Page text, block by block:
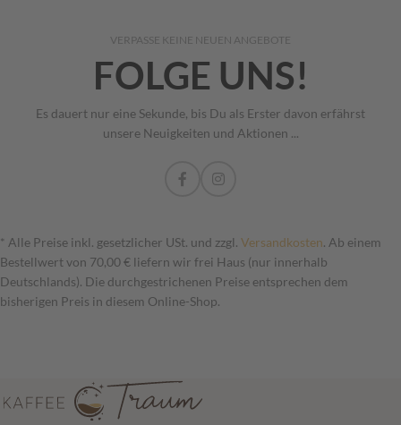
VERPASSE KEINE NEUEN ANGEBOTE
FOLGE UNS!
Es dauert nur eine Sekunde, bis Du als Erster davon erfährst
unsere Neuigkeiten und Aktionen ...
* Alle Preise inkl. gesetzlicher USt. und zzgl. Versandkosten. Ab einem
Bestellwert von 70,00 € liefern wir frei Haus (nur innerhalb
Deutschlands). Die durchgestrichenen Preise entsprechen dem
bisherigen Preis in diesem Online-Shop.